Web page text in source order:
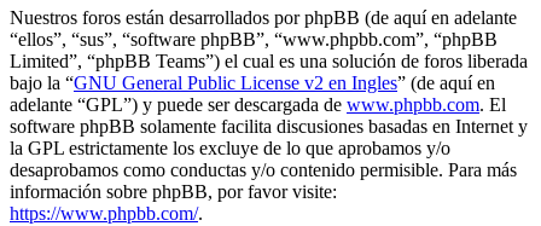
Nuestros foros están desarrollados por phpBB (de aquí en adelante
“ellos”, “sus”, “software phpBB”, “www.phpbb.com”, “phpBB
Limited”, “phpBB Teams”) el cual es una solución de foros liberada
bajo la “GNU General Public License v2 en Ingles” (de aquí en
adelante “GPL”) y puede ser descargada de www.phpbb.com. El
software phpBB solamente facilita discusiones basadas en Internet y
la GPL estrictamente los excluye de lo que aprobamos y/o
desaprobamos como conductas y/o contenido permisible. Para más
información sobre phpBB, por favor visite:
https://www.phpbb.com/.